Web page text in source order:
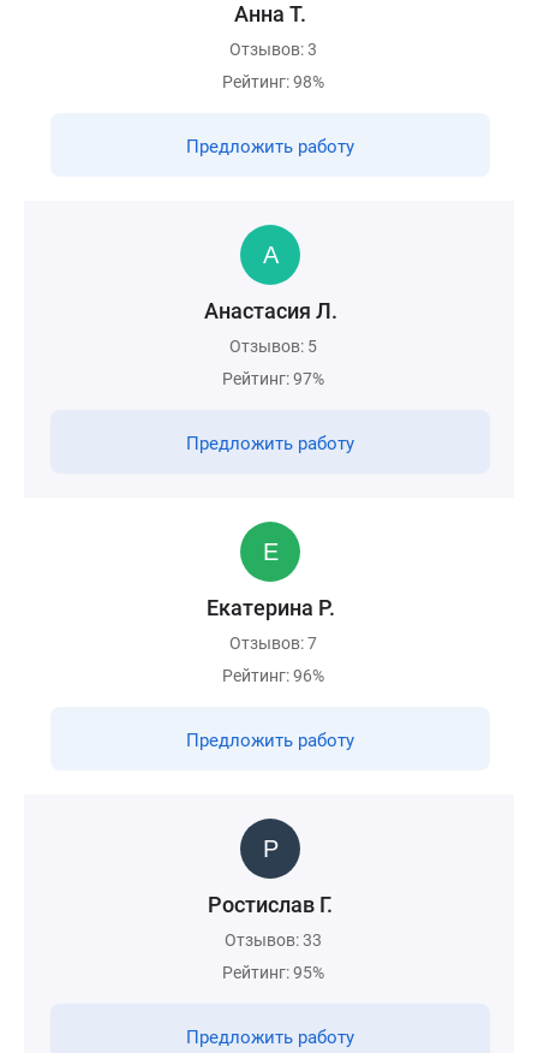
Анна Т.
Отзывов: 3
Рейтинг: 98%
Предложить работу
Анастасия Л.
Отзывов: 5
Рейтинг: 97%
Предложить работу
Екатерина Р.
Отзывов: 7
Рейтинг: 96%
Предложить работу
Ростислав Г.
Отзывов: 33
Рейтинг: 95%
Предложить работу